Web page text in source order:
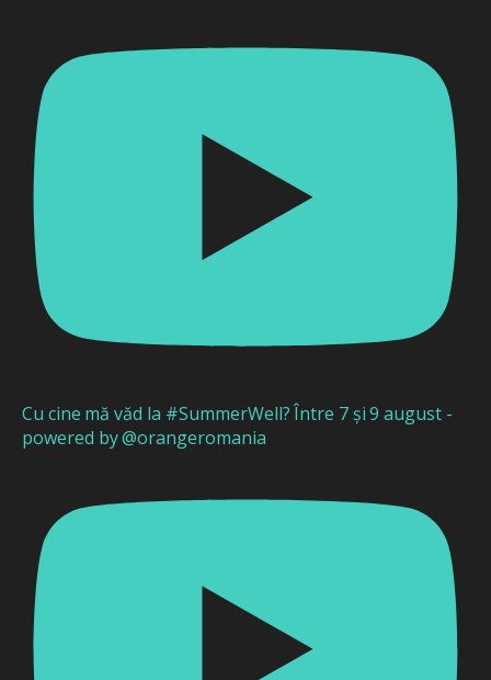
Cu cine mă văd la #SummerWell? Între 7 și 9 august -
powered by @orangeromania